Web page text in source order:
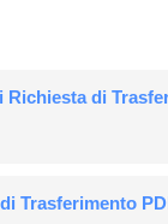
Richiesta di
Trasferimento